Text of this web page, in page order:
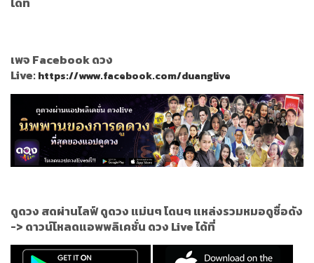
เพจ Facebook ดวง
Live:https://www.facebook.com/duanglive
ดูดวง สดผ่านไลฟ์ ดูดวง แม่นๆ โดนๆ แหล่งรวมหมอดูชื่อดัง
-> ดาวน์โหลดแอพพลิเคชั่น ดวง Live ได้ที่